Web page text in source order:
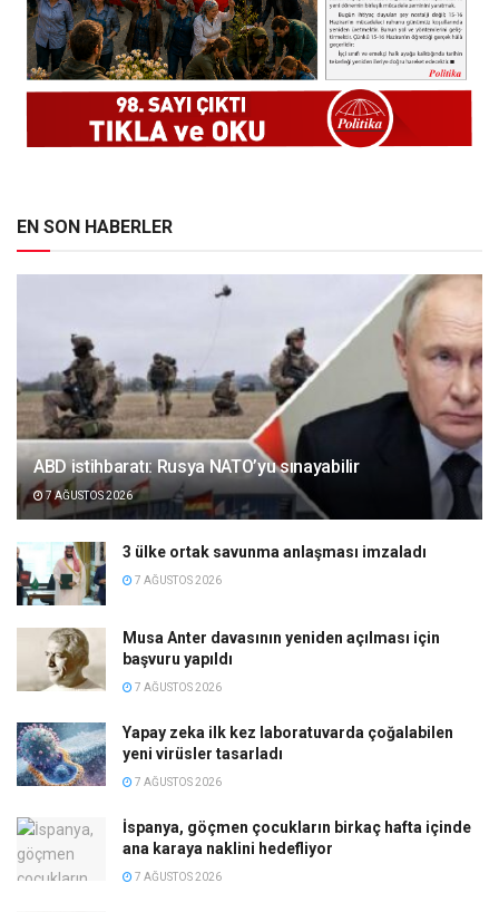
EN SON HABERLER
ABD istihbaratı: Rusya NATO’yu sınayabilir
7 AĞUSTOS 2026
3 ülke ortak savunma anlaşması imzaladı
7 AĞUSTOS 2026
Musa Anter davasının yeniden açılması için
başvuru yapıldı
7 AĞUSTOS 2026
Yapay zeka ilk kez laboratuvarda çoğalabilen
yeni virüsler tasarladı
7 AĞUSTOS 2026
İspanya, göçmen çocukların birkaç hafta içinde
ana karaya naklini hedefliyor
7 AĞUSTOS 2026